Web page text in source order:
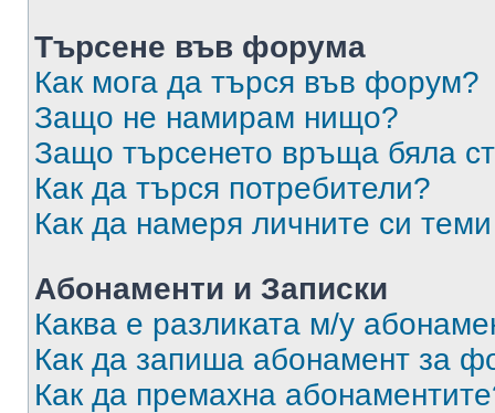
Търсене във форума
Как мога да търся във форум?
Защо не намирам нищо?
Защо търсенето връща бяла
Как да търся потребители?
Как да намеря личните си
Абонаменти и Записки
Каква е разликата м/у
Как да запиша абонамент за
Как да премахна